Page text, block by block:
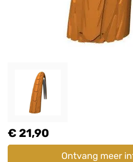
€ 21,90
Ontvang meer